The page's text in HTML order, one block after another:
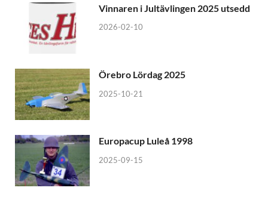
Vinnaren i Jultävlingen 2025 utsedd
2026-02-10
Örebro Lördag 2025
2025-10-21
Europacup Luleå 1998
2025-09-15